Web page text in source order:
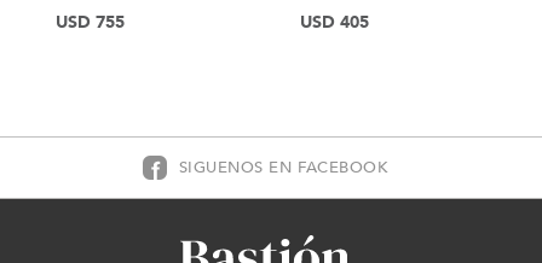
USD 755 USD 405
SIGUENOS EN FACEBOOK